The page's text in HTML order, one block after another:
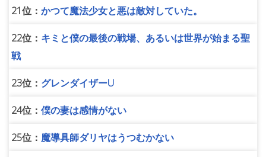
21位： かつて魔法少女と悪は敵対していた。
22位： キミと僕の最後の戦場、あるいは世界が始まる聖
戦
23位： グレンダイザーU
24位： 僕の妻は感情がない
25位： 魔導具師ダリヤはうつむかない